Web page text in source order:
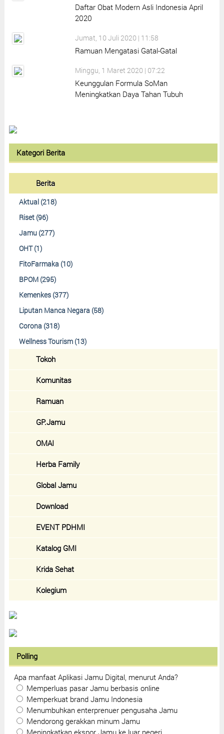
Daftar Obat Modern Asli Indonesia April
2020
Jumat, 10 Juli 2020 | 11:58
Ramuan Mengatasi Gatal-Gatal
Minggu, 1 Maret 2020 | 07:22
Keunggulan Formula SoMan
Meningkatkan Daya Tahan Tubuh
Kategori Berita
Berita
Aktual (218)
Riset (96)
Jamu (277)
OHT (1)
FitoFarmaka (10)
BPOM (295)
Kemenkes (377)
Liputan Manca Negara (58)
Corona (318)
Wellness Tourism (13)
Tokoh
Komunitas
Ramuan
GP.Jamu
OMAI
Herba Family
Global Jamu
Download
EVENT PDHMI
Katalog GMI
Krida Sehat
Kolegium
Polling
Apa manfaat Aplikasi Jamu Digital, menurut Anda?
Memperluas pasar Jamu berbasis online
Memperkuat brand Jamu Indonesia
Menumbuhkan enterprenuer pengusaha Jamu
Mendorong gerakkan minum Jamu
Meningkatkan ekspor Jamu ke luar negeri